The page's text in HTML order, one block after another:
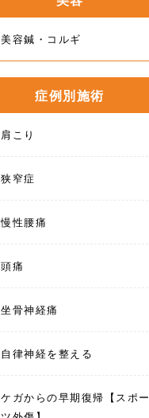
美容鍼・コルギ
症例別施術
肩こり
狭窄症
慢性腰痛
頭痛
坐骨神経痛
自律神経を整える
ケガからの早期復帰【スポー